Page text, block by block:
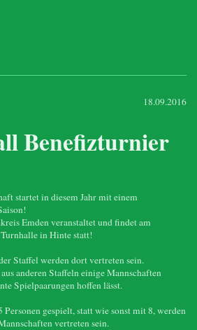
18.09.2016
Benefizturnier
startet in diesem Jahr mit einem
Emden veranstaltet und findet am
in Hinte statt!
Staffel werden dort vertreten sein.
anderen Staffeln einige Mannschaften
Spielpaarungen hoffen lässt.
gespielt, statt wie sonst mit 8, werden
vertreten sein.